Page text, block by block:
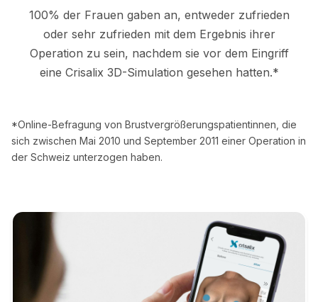
100% der Frauen gaben an, entweder zufrieden
oder sehr zufrieden mit dem Ergebnis ihrer
Operation zu sein, nachdem sie vor dem Eingriff
eine Crisalix 3D-Simulation gesehen hatten.*
*Online-Befragung von Brustvergrößerungspatientinnen, die
sich zwischen Mai 2010 und September 2011 einer Operation in
der Schweiz unterzogen haben.